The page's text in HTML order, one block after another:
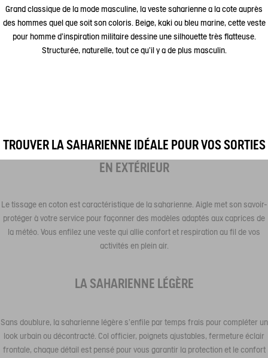
Grand classique de la mode masculine, la veste saharienne a la cote auprès
des hommes quel que soit son coloris. Beige, kaki ou bleu marine, cette veste
pour homme d’inspiration militaire dessine une silhouette très flatteuse.
Structurée, naturelle, tout ce qu’il y a de plus masculin.
TROUVER LA SAHARIENNE IDÉALE POUR VOS SORTIES
EN EXTÉRIEUR
Le tissage en coton est caractéristique de la saharienne. Aigle met son savoir-
protéger à votre service pour façonner des modèles adaptés aux caprices de
la météo. Vous enfilez une veste qui allie confort et respiration au fil de vos
activités en plein air.
LA SAHARIENNE LÉGÈRE
Sans doublure, la saharienne légère s’enfile par temps frais pour compléter un
look urbain ou décontracté. Col officier, poignets ajustables, fermeture éclair
frontale, chaque détail est pensé pour vous garantir la protection et le confort